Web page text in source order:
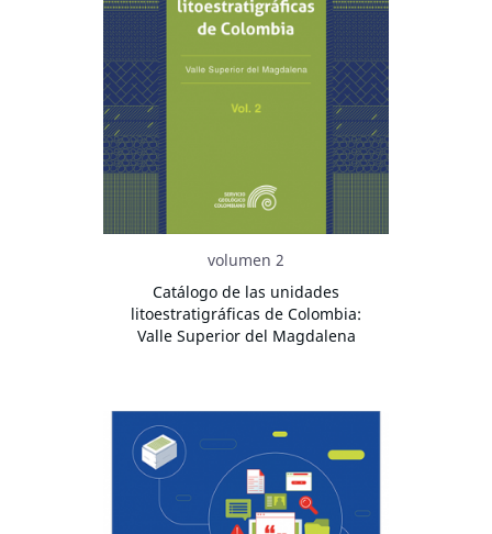
volumen 2
Catálogo de las unidades
litoestratigráficas de Colombia:
Valle Superior del Magdalena